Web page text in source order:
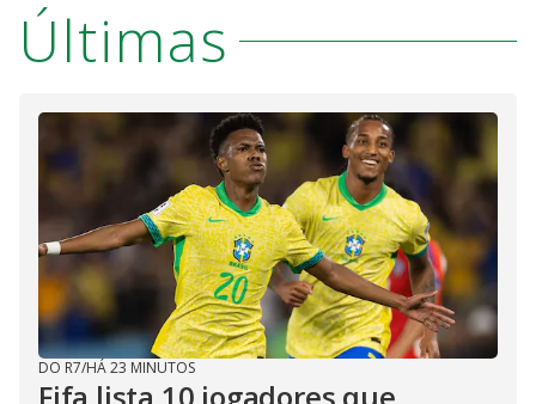
Últimas
DO R7/HÁ 23 MINUTOS